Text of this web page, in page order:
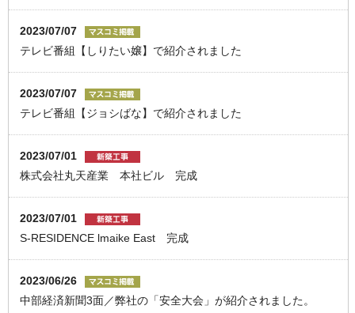
2023/07/07
テレビ番組【しりたい嬢】で紹介されました
2023/07/07
テレビ番組【ジョシばな】で紹介されました
2023/07/01
株式会社丸天産業 本社ビル 完成
2023/07/01
S-RESIDENCE lmaike East 完成
2023/06/26
中部経済新聞3面／弊社の「安全大会」が紹介されました。